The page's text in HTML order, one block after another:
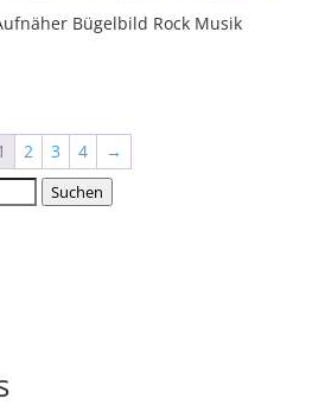
Bügelbild Rock Musik
2 3 4
→
Suchen